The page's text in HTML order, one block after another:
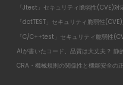
「Jtest」セキュリティ脆弱性(CVE)
「dotTEST」セキュリティ脆弱性
「C/C++test」セキュリティ脆弱性
AIが書いたコード、品質は大丈夫？ 静
CRA・機械規則の関係性と機能安全の